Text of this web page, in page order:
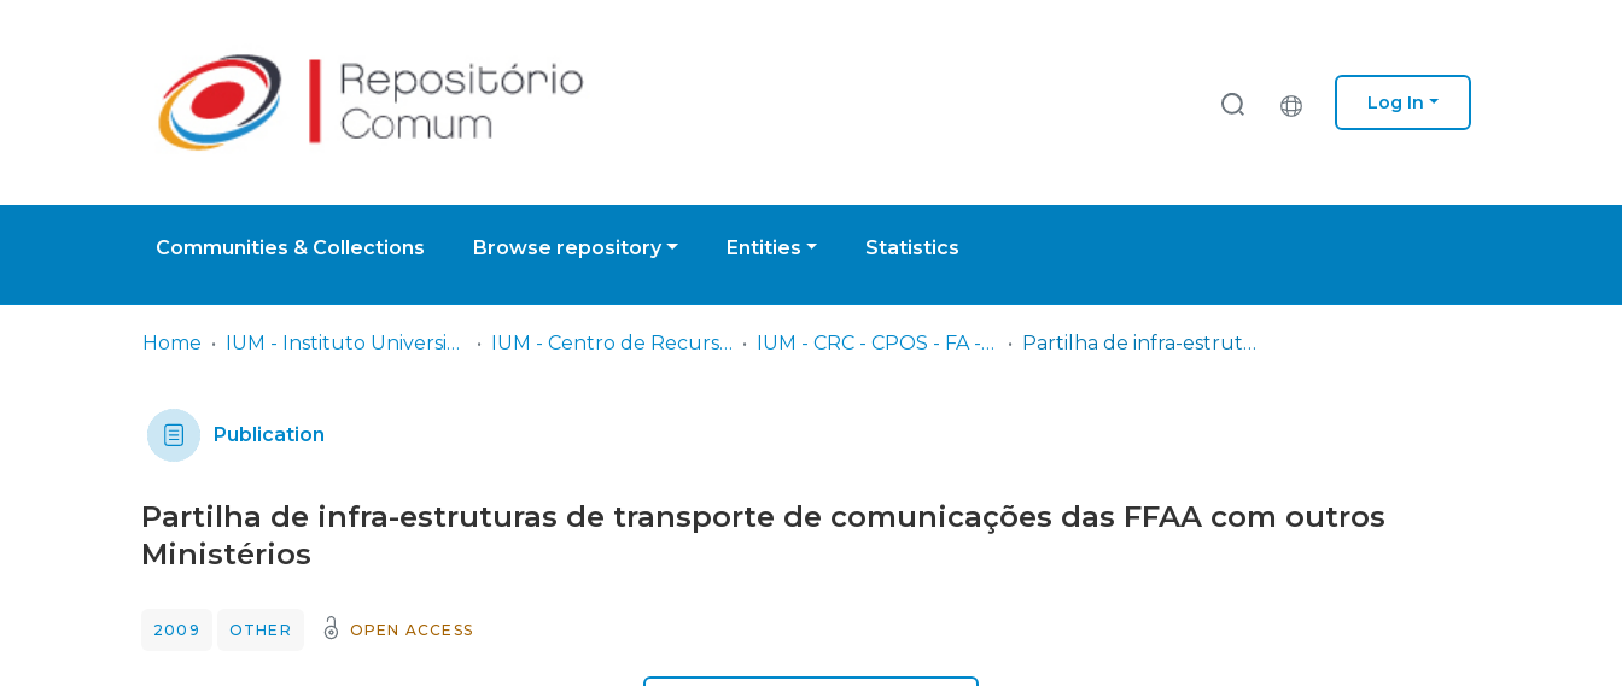
Log In
Communities & Collections Browse repository Entities Statistics
Home IUM - Instituto Universitário Militar IUM - Centro de Recursos de Conhecimento IUM - CRC - CPOS - FA - Trabalhos de Investigação Individual Partilha de infra-estruturas de transporte de comunicações das FFAA com outros Ministérios
Publication
Partilha de infra-estruturas de transporte de comunicações das FFAA com outros
Ministérios
2009 OTHER OPEN ACCESS